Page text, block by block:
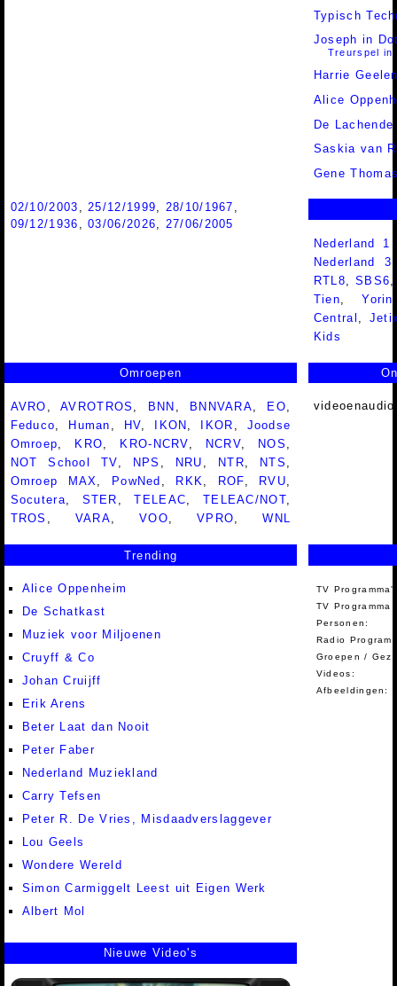
Typisch
Joseph in
Treurspel in
Harrie
Alice
De
Saskia van
Gene
02/10/2003 ,25/12/1999, 28/10/1967 ,
09/12/1936 ,03/06/2026, 27/06/2005
Nederland 1
Nederland
RTL8 ,SBS6
Tien ,Yorin
Central
Kids
Omroepen
AVRO ,AVROTROS , BNN , BNNVARA, EO,
Feduco, Human , HV, IKON , IKOR , Joodse
Omroep, KRO, KRO-NCRV, NCRV, NOS ,
NOT School TV, NPS , NRU , NTR, NTS ,
Omroep MAX, PowNed , RKK, ROF, RVU,
Socutera, STER ,TELEAC, TELEAC/NOT,
TROS , VARA,VOO,VPRO,WNL
Trending
Alice Oppenheim
De Schatkast
Muziek voor Miljoenen
Cruyff & Co
Johan Cruijff
Erik Arens
Beter Laat dan Nooit
Peter Faber
Nederland Muziekland
Carry Tefsen
Peter R. De Vries, Misdaadverslaggever
Lou Geels
Wondere Wereld
Simon Carmiggelt Leest uit Eigen Werk
Albert Mol
TV
TV Programma
Personen:
Radio
Groepen /
Videos:
Afbeeldingen:
Nieuwe Video's